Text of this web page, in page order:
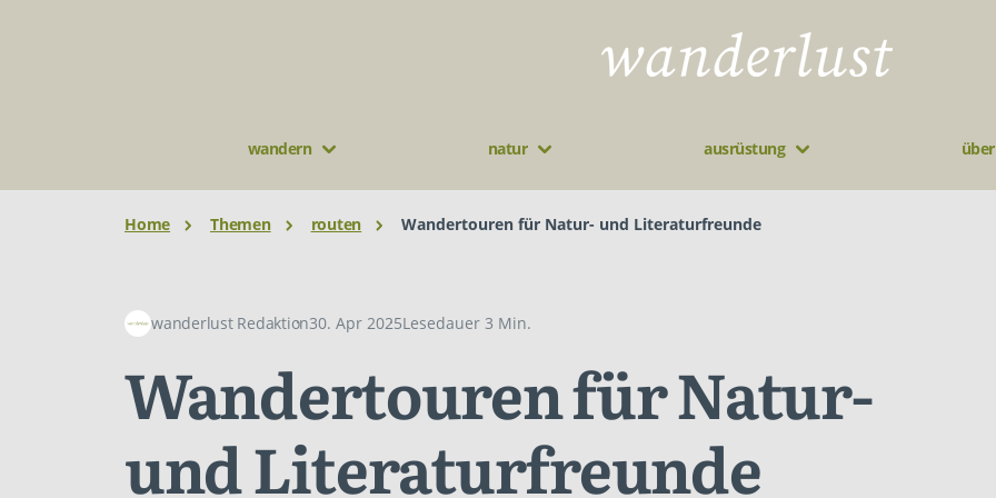
wandern natur ausrüstung
Home Themen routen Wandertouren für Natur- und Literaturfreunde
wanderlust Redaktion30. Apr 2025Lesedauer 3 Min.
Wandertouren für Natur-
und Literaturfreunde